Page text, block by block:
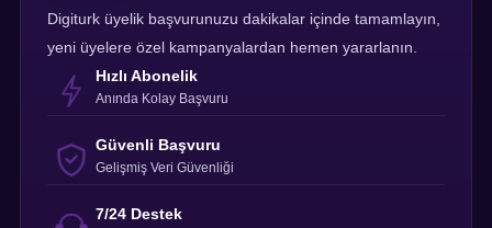
Digiturk üyelik başvurunuzu dakikalar içinde tamamlayın,
yeni üyelere özel kampanyalardan hemen yararlanın.
Hızlı Abonelik
Anında Kolay Başvuru
Güvenli Başvuru
Gelişmiş Veri Güvenliği
7/24 Destek